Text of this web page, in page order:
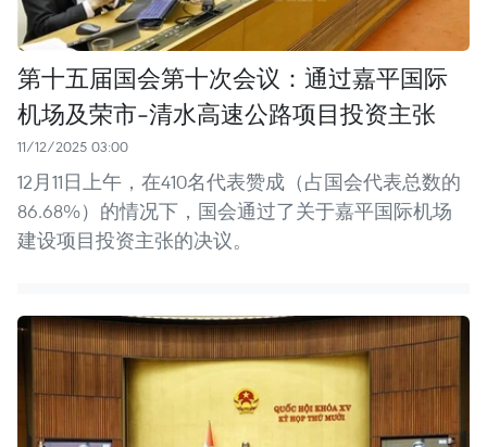
第十五届国会第十次会议：通过嘉平国际
机场及荣市-清水高速公路项目投资主张
11/12/2025 03:00
12月11日上午，在410名代表赞成（占国会代表总数的
86.68%）的情况下，国会通过了关于嘉平国际机场
建设项目投资主张的决议。